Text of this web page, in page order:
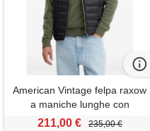
American Vintage felpa raxow
a maniche lunghe con
cappuccio - verde
211,00 € 235,00 €